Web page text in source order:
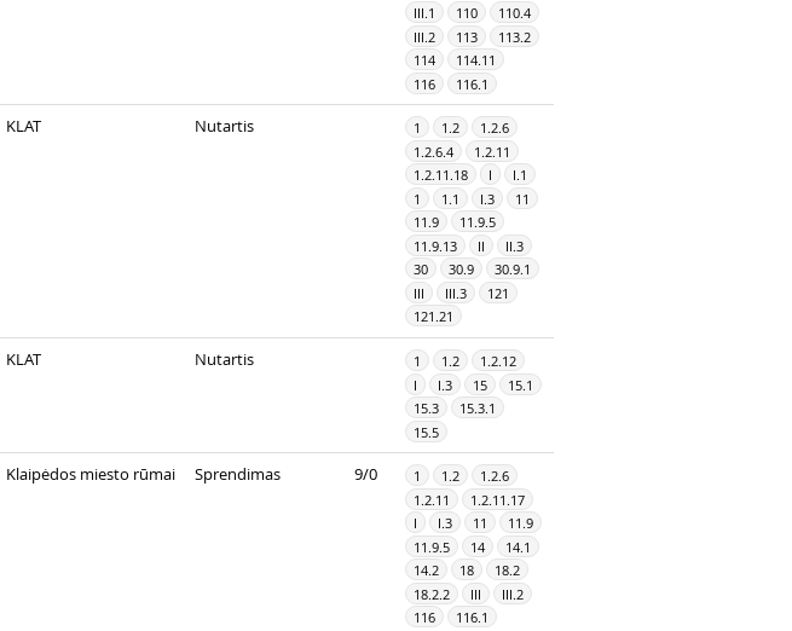
III.1
110
110.4
III.2
113
113.2
114
114.11
116
116.1
KLAT Nutartis 1 1.2
1.2.6
1.2.6.4
1.2.11
1.2.11.18
I
I.1
1
1.1 I.3
11
11.9
11.9.5
11.9.13
II
II.3
30
30.9
30.9.1
III
III.3
121
121.21
KLAT Nutartis 1 1.2
1.2.12
I
I.3 15
15.1
15.3
15.3.1
15.5
Klaipėdos miesto rūmai Sprendimas 9/0 1 1.2
1.2.6
1.2.11
1.2.11.17
I
I.3 11
11.9
11.9.5
14
14.1
14.2
18
18.2
18.2.2
III
III.2
116
116.1